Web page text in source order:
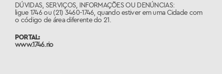
DÚVIDAS, SERVIÇOS, INFORMAÇÕES OU DENÚNCIAS:
ligue 1746 ou (21) 3460-1746, quando estiver em uma Cidade com
o código de área diferente do 21.
PORTAL:
www.1746.rio